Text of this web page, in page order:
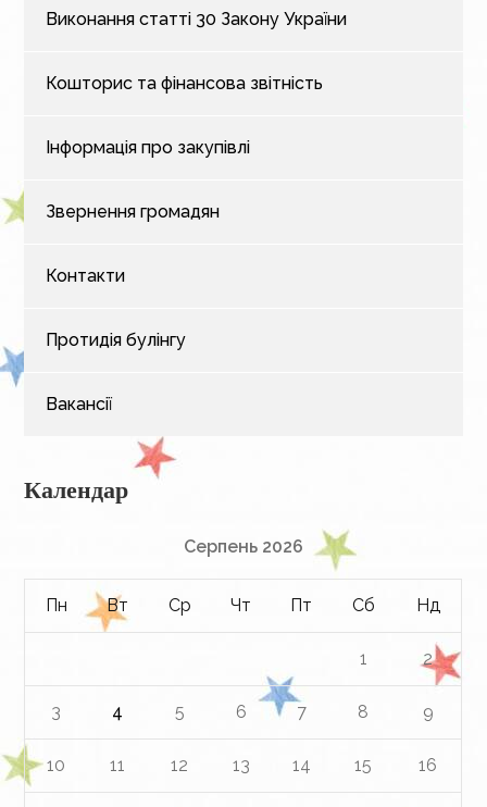
Виконання статті 30 Закону України
Кошторис та фінансова звітність
Інформація про закупівлі
Звернення громадян
Контакти
Протидія булінгу
Вакансії
Календар
Серпень 2026
Пн Вт Ср Чт Пт Сб Нд
1 2
3 4 5 6 7 8 9
10 11 12 13 14 15 16